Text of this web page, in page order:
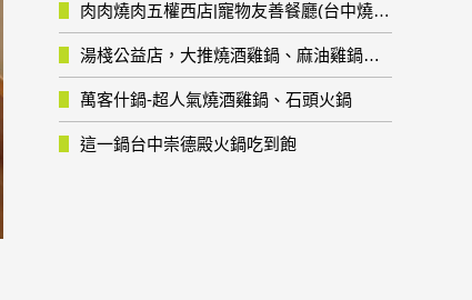
肉肉燒肉五權西店|寵物友善餐廳(台中燒肉推薦)
湯棧公益店，大推燒酒雞鍋、麻油雞鍋暖暖有夠補
萬客什鍋-超人氣燒酒雞鍋、石頭火鍋
這一鍋台中崇德殿火鍋吃到飽